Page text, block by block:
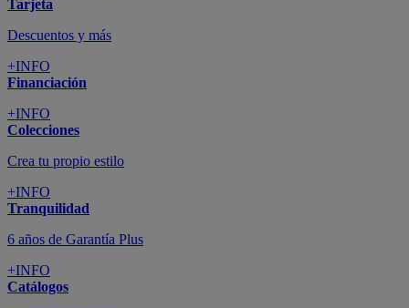
Tarjeta
Descuentos y más
+INFO
Financiación
+INFO
Colecciones
Crea tu propio estilo
+INFO
Tranquilidad
6 años de Garantía Plus
+INFO
Catálogos